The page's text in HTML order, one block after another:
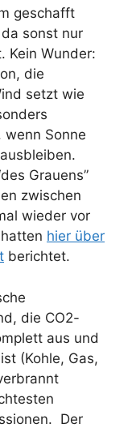
geschafft
sonst nur
Kein Wunder:
die
setzt wie
Sonne
Grauens”
zwischen
wieder vor
hier über
berichtet.
die CO2-
aus und
(Kohle, Gas,
Der